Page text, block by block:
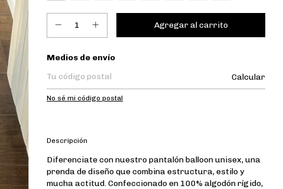
Entregas para el CP:
Medios de envío
Calcular
No sé mi código postal
Descripción
Diferenciate con nuestropantalón balloon unisex, una
prenda de diseño que combina estructura, estilo y
mucha actitud. Confeccionado en 100% algodón rígido,